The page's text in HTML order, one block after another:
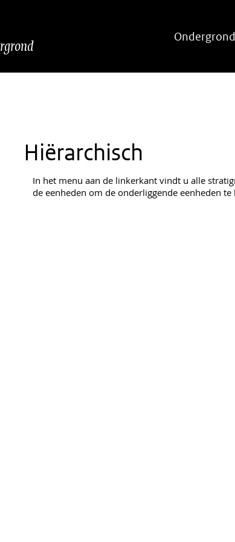
Hiërarchisch
In het menu aan de linkerkant vindt u alle
de eenheden om de onderliggende eenheden te